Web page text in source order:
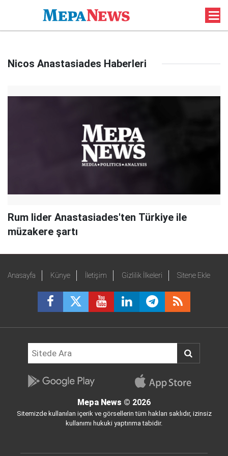
Nicos Anastasiades Haberleri
Rum lider Anastasiades'ten Türkiye ile
müzakere şartı
Anasayfa Künye İletişim Gizlilik İlkeleri Sitene Ekle
Mepa News © 2026
Sitemizde kullanılan içerik ve görsellerin tüm hakları saklıdır, izinsiz
kullanımı hukuki yaptırıma tabidir.